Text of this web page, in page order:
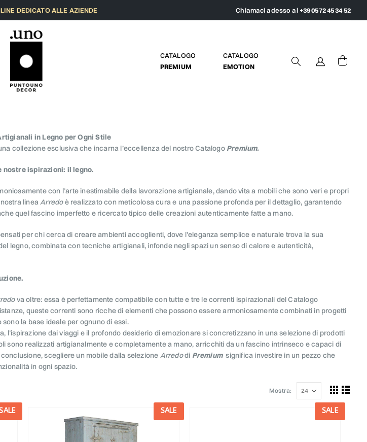
DEDICATO ALLE AZIENDE Chiamaci adesso al +39 0572 45 34 52
CATALOGO
PREMIUM
CATALOGO
EMOTION
in Legno per Ogni Stile
collezione esclusiva che incarna l’eccellenza del nostro Catalogo Premium.
nostre ispirazioni: il legno.
con l’arte inestimabile della lavorazione artigianale, dando vita a mobili che sono veri e propri
lineaArredoè realizzato con meticolosa cura e una passione profonda per il dettaglio, garantendo
quel fascino imperfetto e ricercato tipico delle creazioni autenticamente fatte a mano.
per chi cerca di creare ambienti accoglienti, dove l’eleganza semplice e naturale trova la sua
legno, combinata con tecniche artigianali, infonde negli spazi un senso di calore e autenticità,
va oltre: essa è perfettamente compatibile con tutte e tre le correnti ispirazionali del Catalogo
queste correnti sono ricche di elementi che possono essere armoniosamente combinati in progetti
la base ideale per ognuno di essi.
l’ispirazione dai viaggi e il profondo desiderio di emozionare si concretizzano in una selezione di prodotti
sono realizzati artigianalmente e completamente a mano, arricchiti da un fascino intrinseco e capaci di
scegliere un mobile dalla selezione Arredodi Premiumsignifica investire in un pezzo che
in ogni spazio.
Mostra:
SALE SALE